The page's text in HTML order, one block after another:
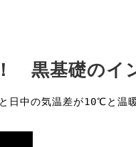
黒基礎のイ
日中の気温差が10℃と